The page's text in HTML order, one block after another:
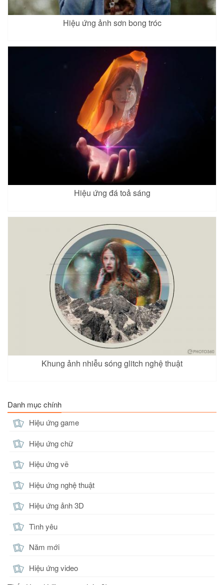
Hiệu ứng ảnh sơn bong tróc
Hiệu ứng đá toả sáng
Khung ảnh nhiễu sóng glitch nghệ thuật
Danh mục chính
Hiệu ứng game
Hiệu ứng chữ
Hiệu ứng vẽ
Hiệu ứng nghệ thuật
Hiệu ứng ảnh 3D
Tình yêu
Năm mới
Hiệu ứng video